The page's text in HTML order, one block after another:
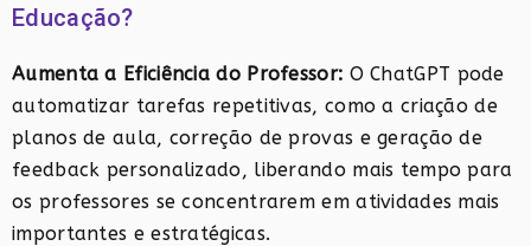
Educação?
Aumenta a Eficiência do Professor: O ChatGPT pode
automatizar tarefas repetitivas, como a criação de
planos de aula, correção de provas e geração de
feedback personalizado, liberando mais tempo para
os professores se concentrarem em atividades mais
importantes e estratégicas.